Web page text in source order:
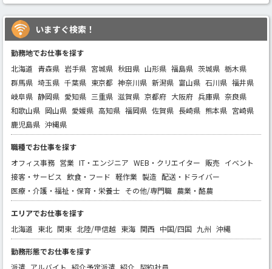
いますぐ検索！
勤務地でお仕事を探す
北海道 青森県 岩手県 宮城県 秋田県 山形県 福島県 茨城県 栃木県
群馬県 埼玉県 千葉県 東京都 神奈川県 新潟県 富山県 石川県 福井県
岐阜県 静岡県 愛知県 三重県 滋賀県 京都府 大阪府 兵庫県 奈良県
和歌山県 岡山県 愛媛県 高知県 福岡県 佐賀県 長崎県 熊本県 宮崎県
鹿児島県 沖縄県
職種でお仕事を探す
オフィス事務 営業 IT・エンジニア WEB・クリエイター 販売 イベント
接客・サービス 飲食・フード 軽作業 製造 配送・ドライバー
医療・介護・福祉・保育・栄養士 その他/専門職 農業・酪農
エリアでお仕事を探す
北海道 東北 関東 北陸/甲信越 東海 関西 中国/四国 九州 沖縄
勤務形態でお仕事を探す
派遣 アルバイト 紹介予定派遣 紹介 契約社員